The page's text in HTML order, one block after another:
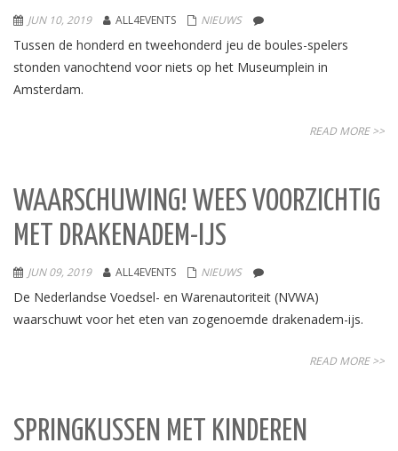
JUN 10, 2019 ALL4EVENTS NIEUWS
Tussen de honderd en tweehonderd jeu de boules-spelers
stonden vanochtend voor niets op het Museumplein in
Amsterdam.
READ MORE >>
WAARSCHUWING! WEES VOORZICHTIG
MET DRAKENADEM-IJS
JUN 09, 2019 ALL4EVENTS NIEUWS
De Nederlandse Voedsel- en Warenautoriteit (NVWA)
waarschuwt voor het eten van zogenoemde drakenadem-ijs.
READ MORE >>
SPRINGKUSSEN MET KINDEREN